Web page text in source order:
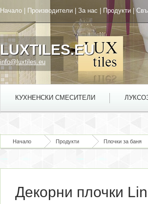
Начало Производители За нас Продукти |
LUXTILES.EU
info@luxtiles.eu
КУХНЕНСКИ СМЕСИТЕЛИ
Начало Продукти Плочки за баня
Декорни плочки